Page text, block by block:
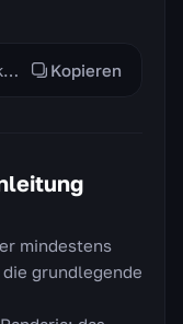
/way #379 65.4 61.6 Onkel Dickehose Kopieren
mindestens
grundlegende